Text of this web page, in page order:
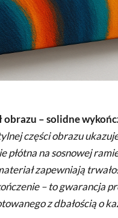
obrazu – solidne
części obrazu
płótna na sosnowej
zapewniają
– to gwarancja
z dbałością o